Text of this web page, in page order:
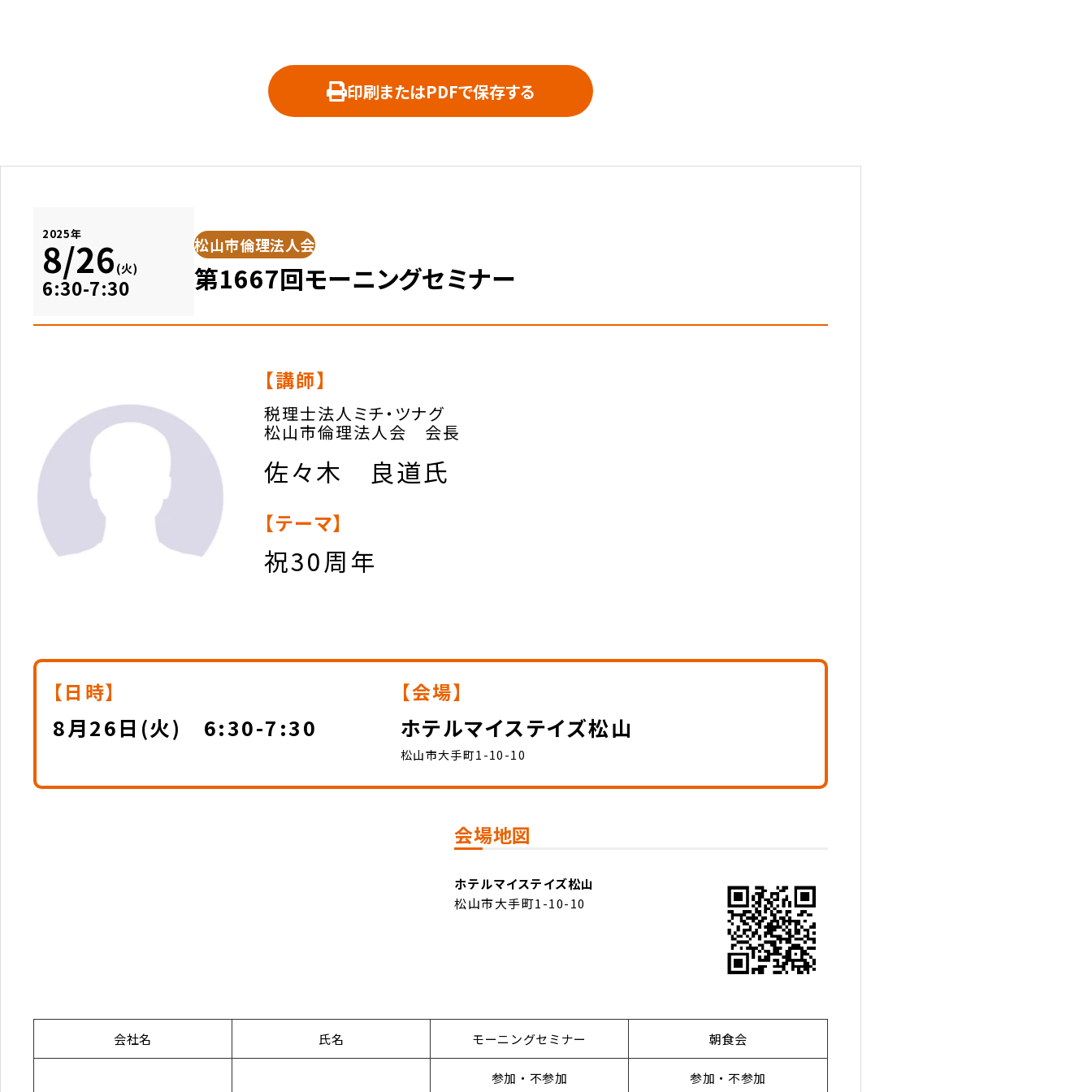
印刷またはPDFで保存する
2025年
8/26 (火)
6:30-7:30
松山市倫理法人会
第1667回モーニングセミナー
【講師】
税理士法人ミチ・ツナグ
松山市倫理法人会 会長
佐々木 良道氏
【テーマ】
祝30周年
【日時】
8月26日(火) 6:30-7:30
【会場】
ホテルマイステイズ松山
松山市大手町1-10-10
会場地図
ホテルマイステイズ松山
松山市大手町1-10-10
会社名 氏名 モーニングセミナー 朝食会
参加・不参加 参加・不参加